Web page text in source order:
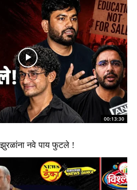
00:13:30
नवे पाय फुटले !